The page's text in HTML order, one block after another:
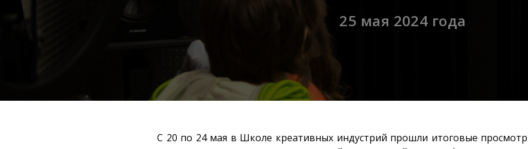
25 мая 2024 года
С 20 по 24 мая в Школе креативных индустрий прошли итоговые